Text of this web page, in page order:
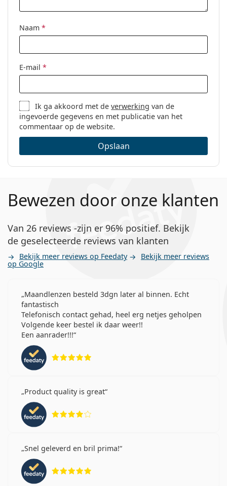
Naam *
E-mail *
Ik ga akkoord met deverwerking van de
ingevoerde gegevens en met publicatie van het
commentaar op de website.
Opslaan
Bewezen door onze klanten
Van 26 reviews -zijn er 96% positief. Bekijk
de geselecteerde reviews van klanten
Bekijk meer reviews op Feedaty Bekijk meer reviews
op Google
Maandlenzen besteld 3dgn later al binnen. Echt
fantastisch
Telefonisch contact gehad, heel erg netjes geholpen
Volgende keer bestel ik daar weer!!
Een aanrader!!!
Product quality is great
Snel geleverd en bril prima!